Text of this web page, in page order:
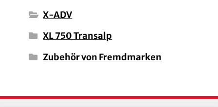
X-ADV
XL 750 Transalp
Zubehör von Fremdmarken